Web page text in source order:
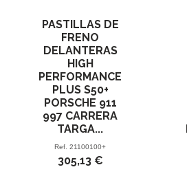
PASTILLAS DE
FRENO
DELANTERAS
HIGH
PERFORMANCE
PLUS S50+
PORSCHE 911
997 CARRERA
TARGA...
Ref. 21100100+
305,13 €